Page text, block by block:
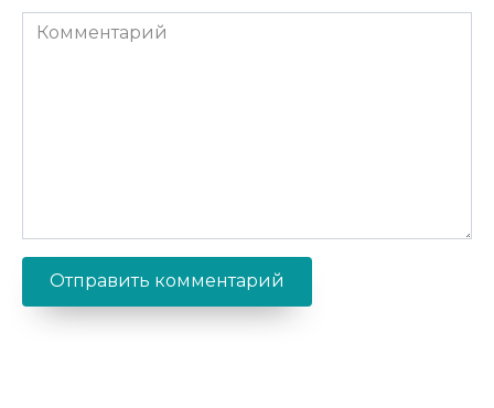
Комментарий